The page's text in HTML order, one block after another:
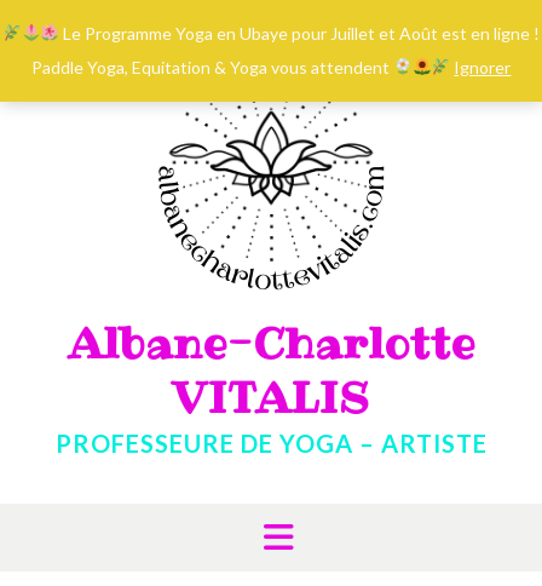
Le Programme Yoga en Ubaye pour Juillet et Août est en ligne !
Paddle Yoga, Equitation & Yoga vous attendent
Ignorer
principal
to
content
Albane-Charlotte
VITALIS
PROFESSEURE DE YOGA – ARTISTE